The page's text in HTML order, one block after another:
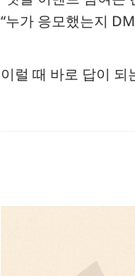
“누가 응모했는지
이럴 때 바로 답이 되